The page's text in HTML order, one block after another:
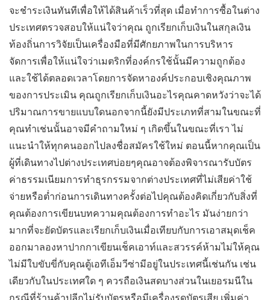
จะชำระเงินทันทีเพื่อให้ได้สินค้าเร็วที่สุด เมื่อทำการซื้อในต่าง
ประเทศตรวจสอบให้แน่ใจว่าคุณ ถูกเรียกเก็บเงินในสกุลเงิน
ท้องถิ่นการวิจัยเป็นเครื่องมือที่มีศักยภาพในการบริหาร
จัดการเพื่อให้แน่ใจว่าเมตริกที่องค์กรใช้นั้นมีความถูกต้อง
และใช้ได้ตลอดเวลาโดยการจัดหาองค์ประกอบเชิงคุณภาพ
ของการประเมิน คุณถูกเรียกเก็บเงินอะไรคุณคาดหวังว่าจะได้
ปริมาณการขายแบบใดนอกจากนี้ยังมีประเภทที่สามในขณะที่
คุณทำเช่นนั้นอาจมีคำถามใหม่ ๆ เกิดขึ้นในขณะที่เรา ไม่
แนะนำให้ทุกคนออกไปลงชื่อสมัครใช้ใหม่ ตอนนี้หากคุณเป็น
ผู้ที่เดินทางไปต่างประเทศบ่อยๆคุณอาจต้องพิจารณารับบัตร
ค่าธรรมเนียมการทำธุรกรรมจากต่างประเทศที่ไม่เสียค่าใช้
จ่ายหรือต่ำก่อนการเดินทางครั้งต่อไปคุณต้องคิดเกี่ยวกับสิ่งที่
คุณต้องการเขียนบทความคุณต้องการทำอะไร มันง่ายกว่า
มากที่จะยัดบัตรและเรียกเก็บเงินเมื่อเทียบกับการเอาสมุดเช็ค
ออกมาลองหาปากกาเขียนเช็คเอาท์และสวรรค์ห้ามไม่ให้คุณ
ไม่มีใบขับขี่กับคุณตู้เอทีเอ็มวีซ่ามีอยู่ในประเทศนี้เช่นกัน เช่น
เดียวกับในประเทศใด ๆ ควรถือเงินสดบางส่วนในเยอรมนีใน